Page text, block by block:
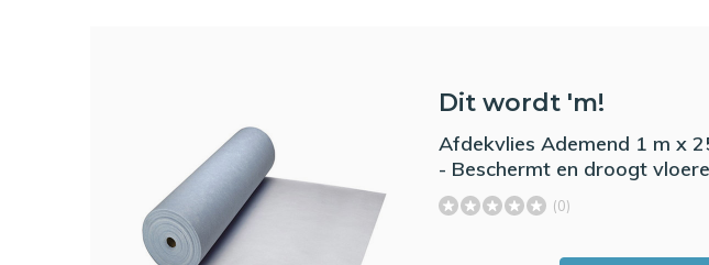
Dit wordt 'm!
Afdekvlies Ademend 1 m x
- Beschermt en droogt
(0)